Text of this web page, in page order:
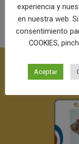
experiencia y
en nuestra web.
consentimiento
COOKIES,
Aceptar